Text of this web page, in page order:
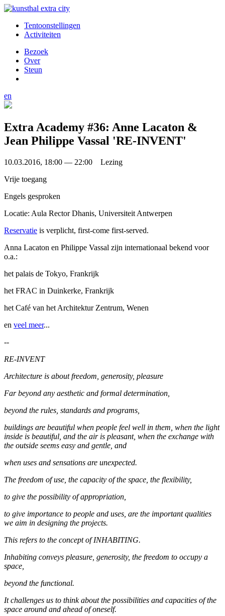
Tentoonstellingen
Activiteiten
Bezoek
Over
Steun
en
Extra Academy #36: Anne Lacaton &
Jean Philippe Vassal 'RE-INVENT'
10.03.2016, 18:00 — 22:00 Lezing
Vrije toegang
Engels gesproken
Locatie: Aula Rector Dhanis, Universiteit Antwerpen
Reservatie is verplicht, first-come first-served.
Anna Lacaton en Philippe Vassal zijn internationaal bekend voor
o.a.:
het palais de Tokyo, Frankrijk
het FRAC in Duinkerke, Frankrijk
het Café van het Architektur Zentrum, Wenen
en veel meer...
--
RE-INVENT
Architecture is about freedom, generosity, pleasure
Far beyond any aesthetic and formal determination,
beyond the rules, standards and programs,
buildings are beautiful when people feel well in them, when the light
inside is beautiful, and the air is pleasant, when the exchange with
the outside seems easy and gentle, and
when uses and sensations are unexpected.
The freedom of use, the capacity of the space, the flexibility,
to give the possibility of appropriation,
to give importance to people and uses, are the important qualities
we aim in designing the projects.
This refers to the concept of INHABITING.
Inhabiting conveys pleasure, generosity, the freedom to occupy a
space,
beyond the functional.
It challenges us to think about the possibilities and capacities of the
space around and ahead of oneself.